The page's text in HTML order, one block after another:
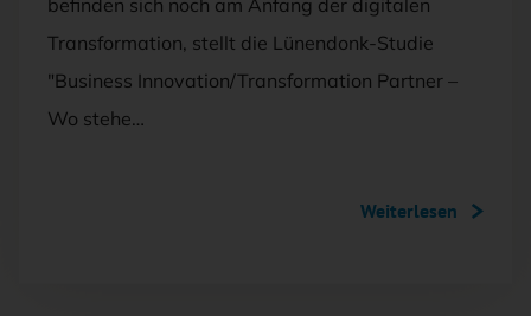
Transformation, stellt die Lünendonk-Studie
"Business Innovation/Transformation Partner –
Wo stehe…
Weiterlesen